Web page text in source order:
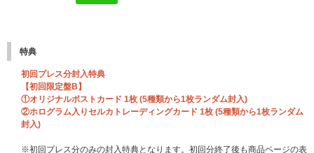
特典
初回プレス分封入特典
【初回限定盤B】
①オリジナルポストカード 1枚 (5種類から1枚ランダム封入)
②ホログラム入りセルカトレーディングカード 1枚 (5種類から1枚ランダム
封入)
※初回プレス分のみの封入特典となります。初回分終了後も商品ページの表